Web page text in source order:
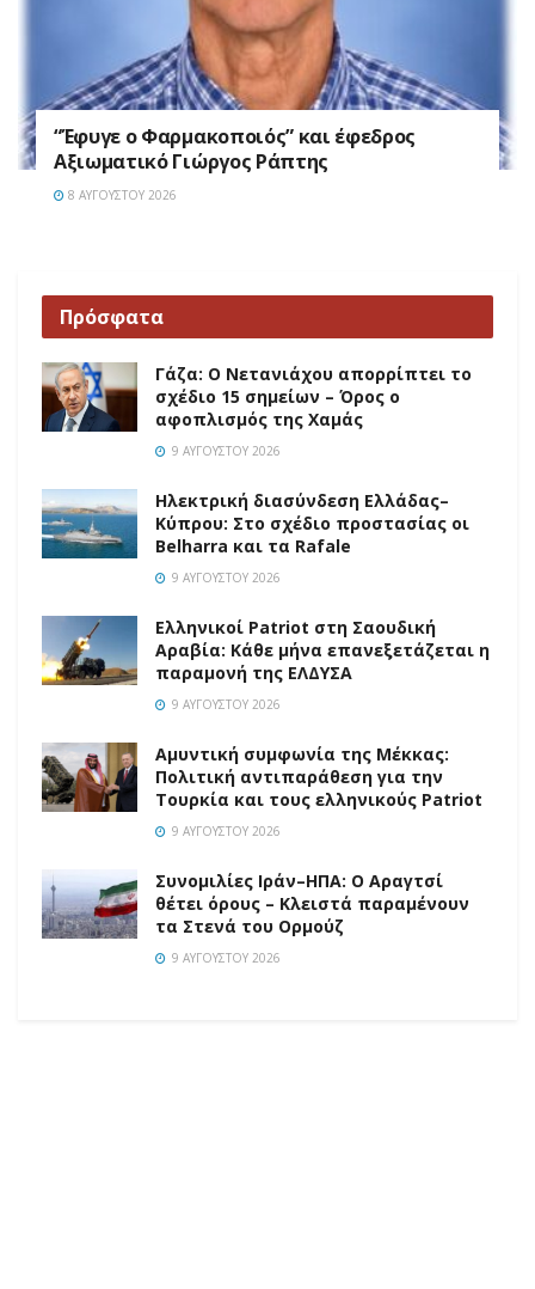
“Έφυγε ο Φαρμακοποιός” και έφεδρος
Αξιωματικό Γιώργος Ράπτης
8 ΑΥΓΟΎΣΤΟΥ 2026
Πρόσφατα
Γάζα: Ο Νετανιάχου απορρίπτει το
σχέδιο 15 σημείων – Όρος ο
αφοπλισμός της Χαμάς
9 ΑΥΓΟΎΣΤΟΥ 2026
Ηλεκτρική διασύνδεση Ελλάδας–
Κύπρου: Στο σχέδιο προστασίας οι
Belharra και τα Rafale
9 ΑΥΓΟΎΣΤΟΥ 2026
Ελληνικοί Patriot στη Σαουδική
Αραβία: Κάθε μήνα επανεξετάζεται η
παραμονή της ΕΛΔΥΣΑ
9 ΑΥΓΟΎΣΤΟΥ 2026
Αμυντική συμφωνία της Μέκκας:
Πολιτική αντιπαράθεση για την
Τουρκία και τους ελληνικούς Patriot
9 ΑΥΓΟΎΣΤΟΥ 2026
Συνομιλίες Ιράν–ΗΠΑ: Ο Αραγτσί
θέτει όρους – Κλειστά παραμένουν
τα Στενά του Ορμούζ
9 ΑΥΓΟΎΣΤΟΥ 2026